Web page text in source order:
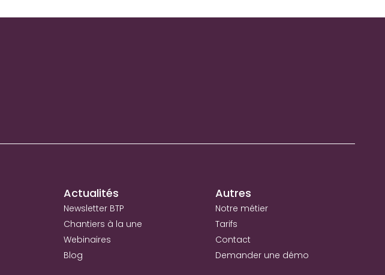
Actualités
Newsletter BTP
Chantiers à la une
Webinaires
Blog
Autres
Notre métier
Tarifs
Contact
Demander une démo